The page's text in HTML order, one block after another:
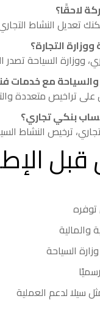
لاحقًا؟
النشاط التجاري
التجارة؟
ووزارة السياحة
مع خدمات
تراخيص متعددة
بنكي تجاري؟
ترخيص النشاط
والمالية
السياحة
سيلا لدعم العملية